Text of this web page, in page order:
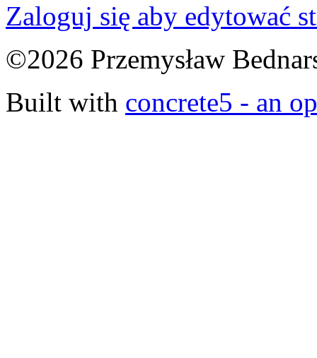
Zaloguj się aby edytować
©2026 Przemysław
Built with concrete5 - an